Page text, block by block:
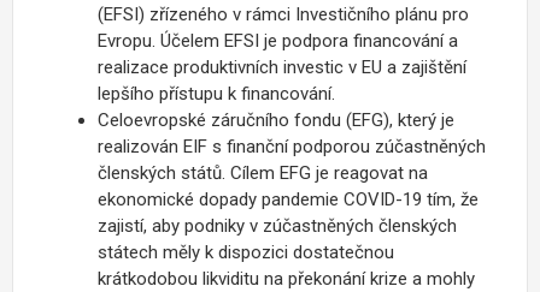
(EFSI) zřízeného v rámci Investičního plánu pro
Evropu. Účelem EFSI je podpora financování a
realizace produktivních investic v EU a zajištění
lepšího přístupu k financování.
Celoevropské záručního fondu (EFG), který je
realizován EIF s finanční podporou zúčastněných
členských států. Cílem EFG je reagovat na
ekonomické dopady pandemie COVID-19 tím, že
zajistí, aby podniky v zúčastněných členských
státech měly k dispozici dostatečnou
krátkodobou likviditu na překonání krize a mohly